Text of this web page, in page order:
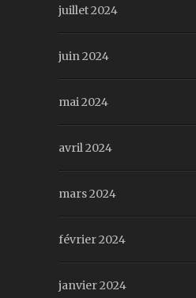
juillet 2024
juin 2024
mai 2024
avril 2024
mars 2024
février 2024
janvier 2024